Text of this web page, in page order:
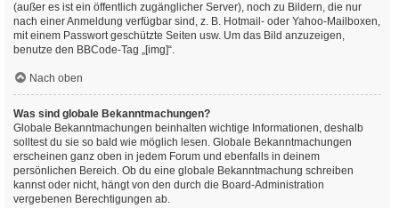
(außer es ist ein öffentlich zugänglicher Server), noch zu Bildern, die nur
nach einer Anmeldung verfügbar sind, z. B. Hotmail- oder Yahoo-Mailboxen,
mit einem Passwort geschützte Seiten usw. Um das Bild anzuzeigen,
benutze den BBCode-Tag „[img]“.
Nach oben
Was sind globale Bekanntmachungen?
Globale Bekanntmachungen beinhalten wichtige Informationen, deshalb
solltest du sie so bald wie möglich lesen. Globale Bekanntmachungen
erscheinen ganz oben in jedem Forum und ebenfalls in deinem
persönlichen Bereich. Ob du eine globale Bekanntmachung schreiben
kannst oder nicht, hängt von den durch die Board-Administration
vergebenen Berechtigungen ab.